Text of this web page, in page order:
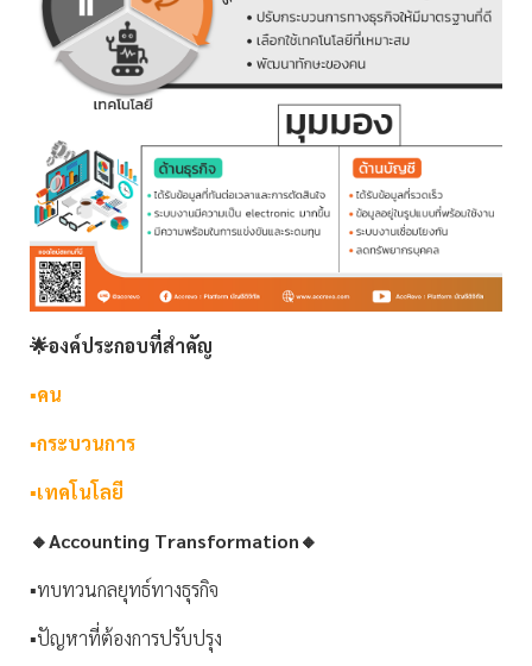
🌟องค์ประกอบที่สำคัญ
▪️คน
▪️กระบวนการ
▪️เทคโนโลยี
🔸Accounting Transformation🔸
▪️ทบทวนกลยุทธ์ทางธุรกิจ
▪️ปัญหาที่ต้องการปรับปรุง